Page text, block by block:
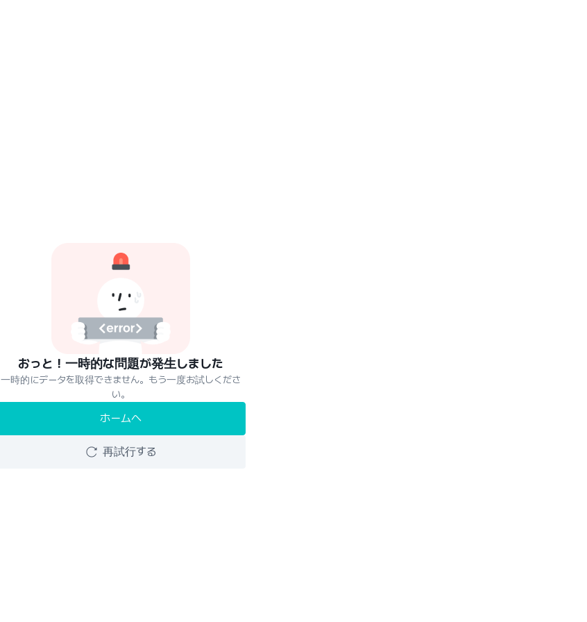
おっと！一時的な問題が発生しました
一時的にデータを取得できません。もう一度お試しくださ
い。
ホームへ
再試行する